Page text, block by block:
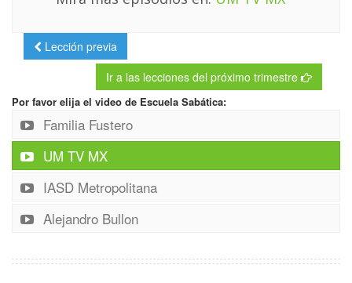
Lección previa
Ir a las lecciones del próximo trimestre
Por favor elija el video de Escuela Sabática:
Familia Fustero
UM TV MX
IASD Metropolitana
Alejandro Bullon